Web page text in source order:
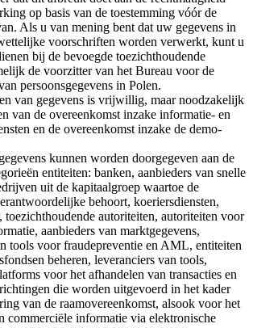
op basis van de toestemming vóór de
Als u van mening bent dat uw gegevens in
voorschriften worden verwerkt, kunt u
bij de bevoegde toezichthoudende
de voorzitter van het Bureau voor de
persoonsgegevens in Polen.
van gegevens is vrijwillig, maar noodzakelijk
van de overeenkomst inzake informatie- en
en de overeenkomst inzake de demo-
kunnen worden doorgegeven aan de
entiteiten: banken, aanbieders van snelle
uit de kapitaalgroep waartoe de
behoort, koeriersdiensten,
toezichthoudende autoriteiten, autoriteiten voor
aanbieders van marktgegevens,
tools voor fraudepreventie en AML, entiteiten
beheren, leveranciers van tools,
voor het afhandelen van transacties en
die worden uitgevoerd in het kader
van de raamovereenkomst, alsook voor het
commerciële informatie via elektronische